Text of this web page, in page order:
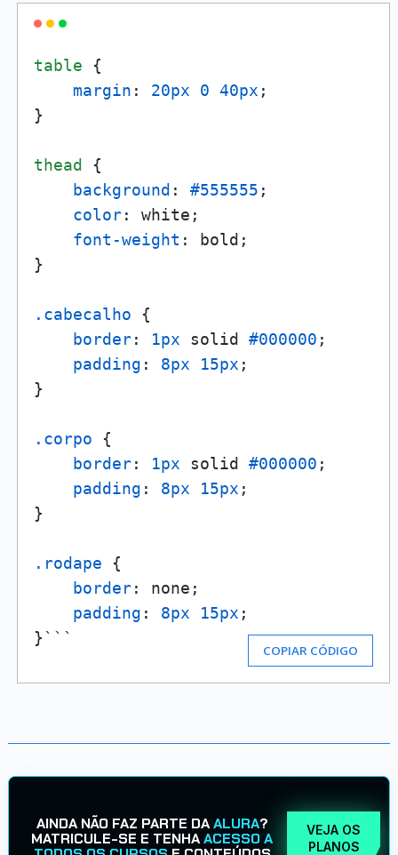
table {
margin : 20px 0 40px ;
}
thead
{
background : #555555 ;
color: white;
font-weight : bold;
}
.cabecalho {
border: 1px solid #000000 ;
padding : 8px 15px ;
}
.corpo {
border: 1px solid #000000 ;
padding : 8px 15px ;
}
.rodape {
border: none;
padding : 8px 15px ;
}```
COPIAR CÓDIGO
AINDA NÃO FAZ PARTE DAALURA?
MATRICULE-SE E TENHAACESSO A
VEJA OS
PLANOS